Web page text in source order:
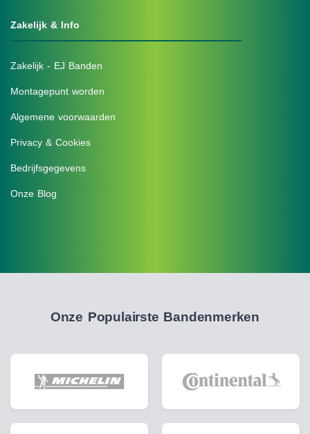
Zakelijk & Info
Zakelijk - EJ Banden
Montagepunt worden
Algemene voorwaarden
Privacy & Cookies
Bedrijfsgegevens
Onze Blog
Onze Populairste Bandenmerken